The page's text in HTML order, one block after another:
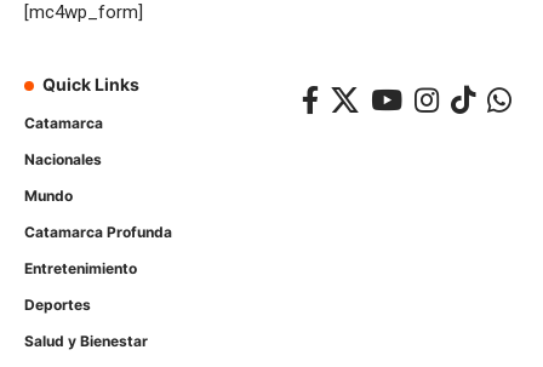
[mc4wp_form]
Quick Links
Catamarca
Nacionales
Mundo
Catamarca Profunda
Entretenimiento
Deportes
Salud y Bienestar